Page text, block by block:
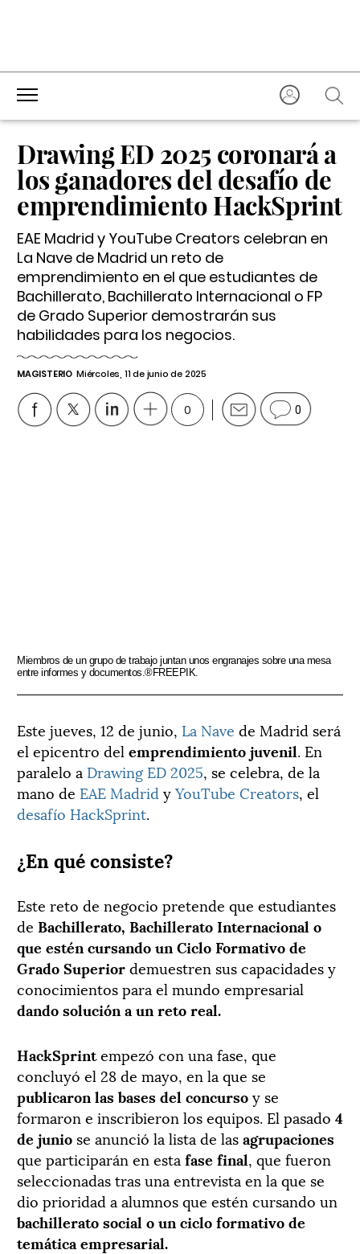
Drawing ED 2025 coronará a
los ganadores del desafío de
emprendimiento HackSprint
EAE Madrid y YouTube Creators celebran en
La Nave de Madrid un reto de
emprendimiento en el que estudiantes de
Bachillerato, Bachillerato Internacional o FP
de Grado Superior demostrarán sus
habilidades para los negocios.
MAGISTERIO Miércoles, 11 de junio de 2025
0 0
Miembros de un grupo de trabajo juntan unos engranajes sobre una mesa
entre informes y documentos.®FREEPIK.
Este jueves, 12 de junio, La Nave de Madrid será
el epicentro del emprendimiento juvenil. En
paralelo a Drawing ED 2025, se celebra, de la
mano de EAE Madrid yYouTube Creators, el
desafío HackSprint.
¿En qué consiste?
Este reto de negocio pretende que estudiantes
de Bachillerato, Bachillerato Internacional o
que estén cursando un Ciclo Formativo de
Grado Superiordemuestren sus capacidades y
conocimientos para el mundo empresarial
dando solución a un reto real.
HackSprintempezó con una fase, que
concluyó el 28 de mayo, en la que se
publicaron las bases del concursoy se
formaron e inscribieron los equipos. El pasado 4
de junio se anunció la lista de lasagrupaciones
que participarán en esta fase final, que fueron
seleccionadas tras una entrevista en la que se
dio prioridad a alumnos que estén cursando un
bachillerato social o un ciclo formativo de
temática empresarial.